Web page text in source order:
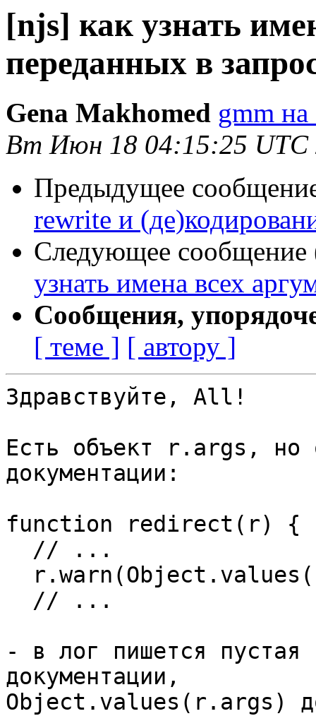
[njs] как узнать
переданных в
Gena Makhomed gmm на
Вт Июн 18 04:15:25 UTC
Предыдущее
rewrite и
Следующее сообщение
узнать имена всех
Сообщения,
[ теме ] [ автору ]
Здравствуйте, All!
Есть объект r.args, но
документации:
function redirect(r) {
- в лог пишется пустая
документации,
Object.values(r.args)